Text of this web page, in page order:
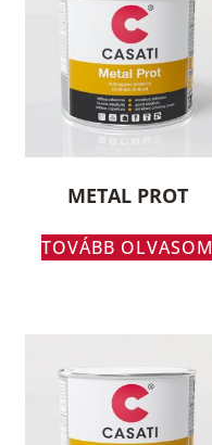
METAL PROT
TOVÁBB OLVASOM